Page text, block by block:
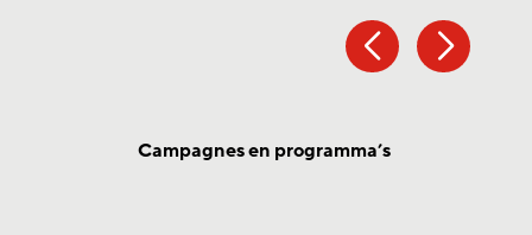
Campagnes en programma’s